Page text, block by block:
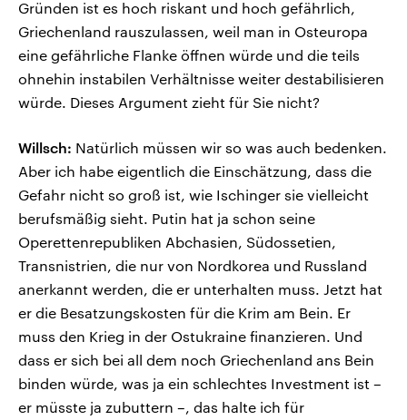
Gründen ist es hoch riskant und hoch gefährlich,
Griechenland rauszulassen, weil man in Osteuropa
eine gefährliche Flanke öffnen würde und die teils
ohnehin instabilen Verhältnisse weiter destabilisieren
würde. Dieses Argument zieht für Sie nicht?
Willsch: Natürlich müssen wir so was auch bedenken.
Aber ich habe eigentlich die Einschätzung, dass die
Gefahr nicht so groß ist, wie Ischinger sie vielleicht
berufsmäßig sieht. Putin hat ja schon seine
Operettenrepubliken Abchasien, Südossetien,
Transnistrien, die nur von Nordkorea und Russland
anerkannt werden, die er unterhalten muss. Jetzt hat
er die Besatzungskosten für die Krim am Bein. Er
muss den Krieg in der Ostukraine finanzieren. Und
dass er sich bei all dem noch Griechenland ans Bein
binden würde, was ja ein schlechtes Investment ist –
er müsste ja zubuttern –, das halte ich für